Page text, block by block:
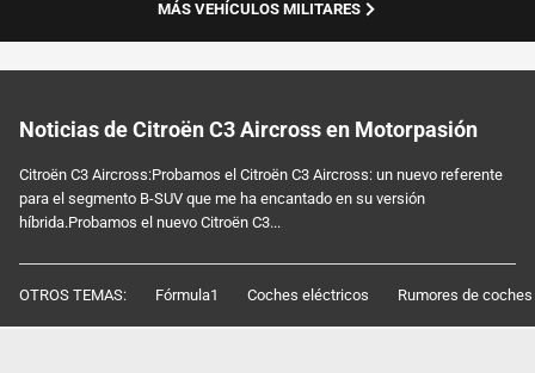
MÁS VEHÍCULOS MILITARES
Noticias de Citroën C3 Aircross en Motorpasión
Citroën C3 Aircross:Probamos el Citroën C3 Aircross: un nuevo referente
para el segmento B-SUV que me ha encantado en su versión
híbrida.Probamos el nuevo Citroën C3...
OTROS TEMAS: Fórmula1 Coches eléctricos Rumores de coches